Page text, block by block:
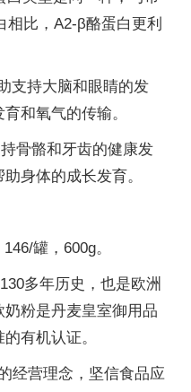
相比，A2-β酪蛋白更利
支持大脑和眼睛的发
和氧气的传输。
骨骼和牙齿的健康发
身体的成长发育。
罐，600g。
多年历史，也是欧洲
粉是丹麦皇室御用品
有机认证。
经营理念，坚信食品应